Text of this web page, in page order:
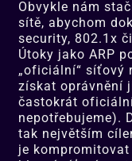
Obvykle nám
sítě, abychom
security, 802.1x
Útoky jako ARP
„oficiální“ síťový
získat oprávnění
častokrát
nepotřebujeme).
tak největším
je